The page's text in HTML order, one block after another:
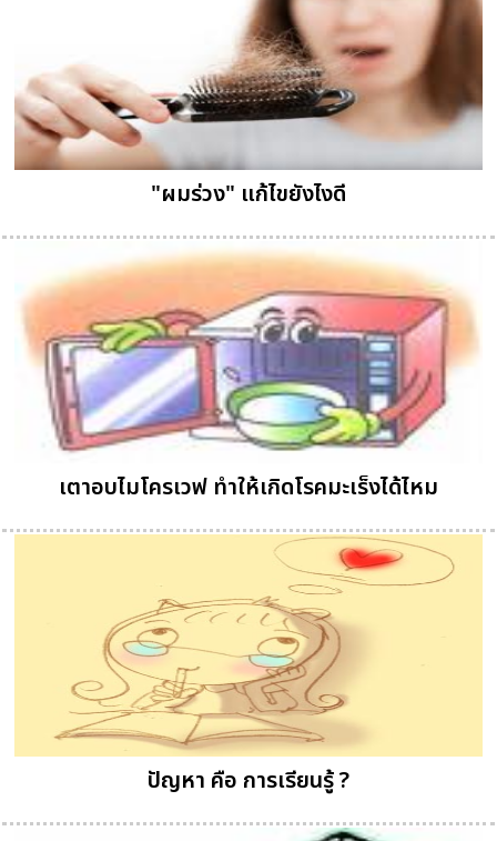
"ผมร่วง" แก้ไขยังไงดี
เตาอบไมโครเวฟ ทำให้เกิดโรคมะเร็งได้ไหม
ปัญหา คือ การเรียนรู้ ?